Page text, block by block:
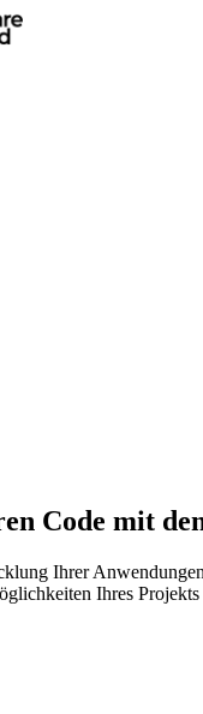
Code mit
Ihrer
Ihres